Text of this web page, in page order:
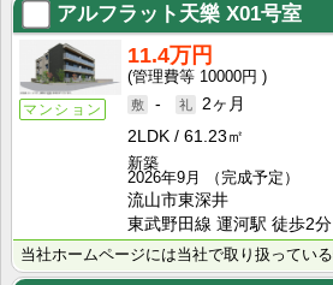
アルフラット天樂 X01号室
マンション
11.4万円
10000円
-
2ヶ月
2LDK
61.23㎡
新築
2026年9月
（完成予定）
流山市東深井
東武野田線 運河駅 徒歩2分